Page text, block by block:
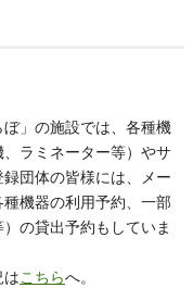
」の施設では、各種機
ラミネーター等）やサ
団体の皆様には、メー
機器の利用予約、一部
の貸出予約もしていま
はこちらへ。